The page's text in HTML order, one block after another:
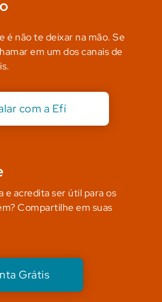
é não te deixar na mão. Se
em um dos canais de
com a Efí
e acredita ser útil para os
Compartilhe em suas
Grátis